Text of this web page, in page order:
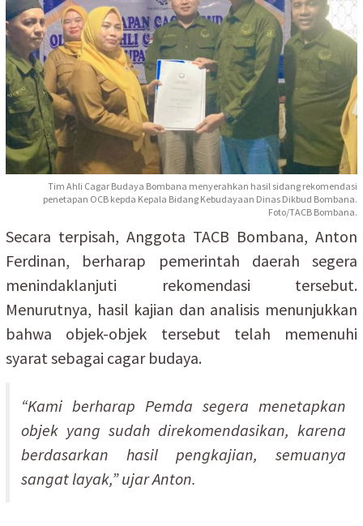
Tim Ahli Cagar Budaya Bombana menyerahkan hasil sidang rekomendasi
penetapan OCB kepda Kepala Bidang Kebudayaan Dinas Dikbud Bombana.
Foto/TACB Bombana.
Secara terpisah, Anggota TACB Bombana, Anton
Ferdinan, berharap pemerintah daerah segera
menindaklanjuti rekomendasi tersebut.
Menurutnya, hasil kajian dan analisis menunjukkan
bahwa objek-objek tersebut telah memenuhi
syarat sebagai cagar budaya.
“Kami berharap Pemda segera menetapkan
objek yang sudah direkomendasikan, karena
berdasarkan hasil pengkajian, semuanya
sangat layak,” ujar Anton.